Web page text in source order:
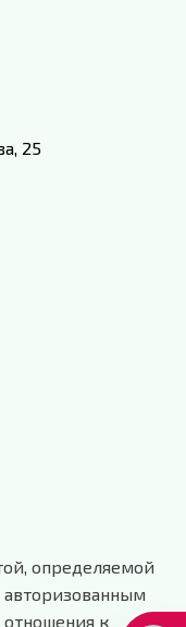
25
определяемой
авторизованным
к